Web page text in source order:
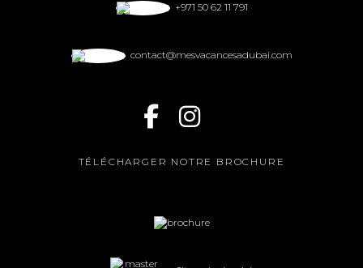
+971 50 62 11 791
contact@mesvacancesadubai.com
TÉLÉCHARGER NOTRE BROCHURE